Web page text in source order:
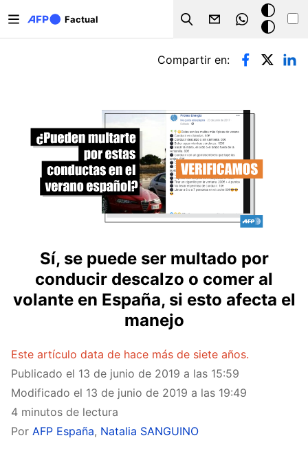
Factual
Search
Modo
oscuro
Solapas principales
Compartir en:
Sí, se puede ser multado por
conducir descalzo o comer al
volante en España, si esto afecta el
manejo
Este artículo data de hace más de siete años.
Publicado el 13 de junio de 2019 a las 15:59
Modificado el 13 de junio de 2019 a las 19:49
4 minutos de lectura
Por AFP España, Natalia SANGUINO